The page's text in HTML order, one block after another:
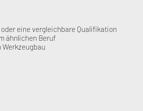
eine vergleichbare Qualifikation
ähnlichen Beruf